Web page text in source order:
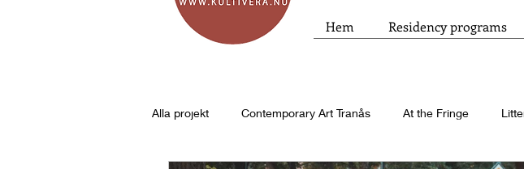
Hem Residency programs
Alla projekt Contemporary Art Tranås At the Fringe